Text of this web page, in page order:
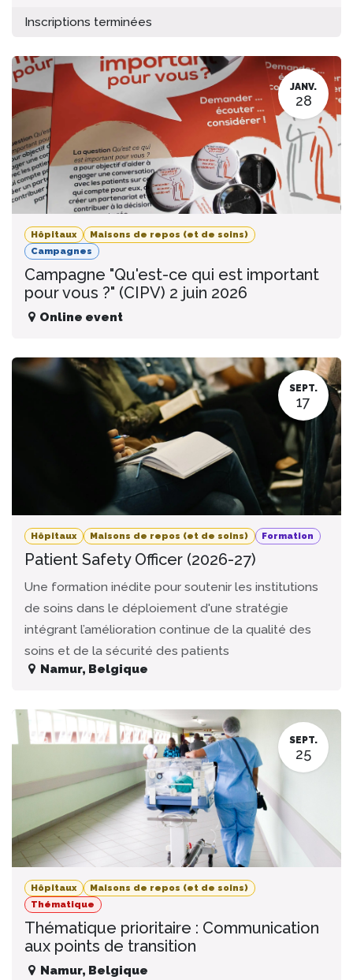
Inscriptions terminées
JANV.
28
Hôpitaux
Maisons de repos (et de soins)
Campagnes
Campagne "Qu'est-ce qui est important
pour vous ?" (CIPV) 2 juin 2026
Online event
SEPT.
17
Hôpitaux Maisons de repos (et de soins) Formation
Patient Safety Officer (2026-27)
Une formation inédite pour soutenir les institutions
de soins dans le déploiement d'une stratégie
intégrant l’amélioration continue de la qualité des
soins et de la sécurité des patients
Namur, Belgique
SEPT.
25
Hôpitaux
Maisons de repos (et de soins)
Thématique
Thématique prioritaire : Communication
aux points de transition
Namur, Belgique